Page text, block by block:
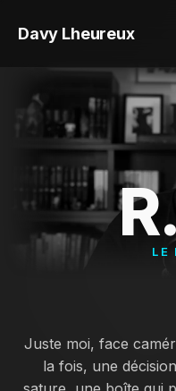
Davy Lheureux
LE
Juste moi, face
la fois, une